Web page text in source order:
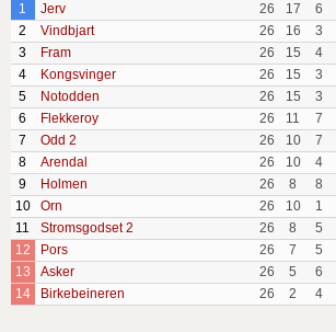
1
Jerv 26 17 6
2
Vindbjart 26 16 3
3
Fram 26 15 4
4
Kongsvinger 26 15 3
5
Notodden 26 15 3
6
Flekkeroy 26 11 7
7
Odd 2 26 10 7
8
Arendal 26 10 4
9
Holmen 26 8 8
10
Orn 26 10 1
11
Stromsgodset 2 26 8 5
12
Pors 26 7 5
13
Asker 26 5 6
14
Birkebeineren 26 2 4